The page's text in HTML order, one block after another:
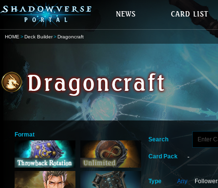
HOME Deck Builder Dragoncraft
Format
Search
Card Pack
Type Any